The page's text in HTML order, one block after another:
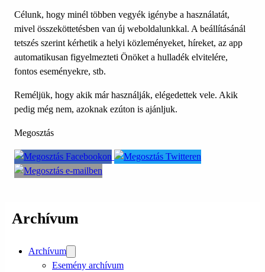
Célunk, hogy minél többen vegyék igénybe a használatát,
mivel összeköttetésben van új weboldalunkkal. A beállításánál
tetszés szerint kérhetik a helyi közleményeket, híreket, az app
automatikusan figyelmezteti Önöket a hulladék elvitelére,
fontos eseményekre, stb.
Reméljük, hogy akik már használják, elégedettek vele. Akik
pedig még nem, azoknak ezúton is ajánljuk.
Megosztás
Archívum
Archívum
Esemény archívum